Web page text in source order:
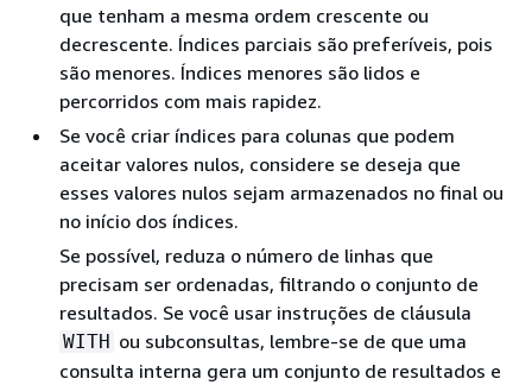
que tenham a mesma ordem crescente ou
decrescente. Índices parciais são preferíveis, pois
são menores. Índices menores são lidos e
percorridos com mais rapidez.
Se você criar índices para colunas que podem
aceitar valores nulos, considere se deseja que
esses valores nulos sejam armazenados no final ou
no início dos índices.
Se possível, reduza o número de linhas que
precisam ser ordenadas, filtrando o conjunto de
resultados. Se você usar instruções de cláusula
WITH ou subconsultas, lembre-se de que uma
consulta interna gera um conjunto de resultados e